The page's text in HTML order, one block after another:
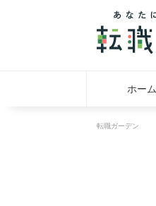
ホーム
転職ガーデン